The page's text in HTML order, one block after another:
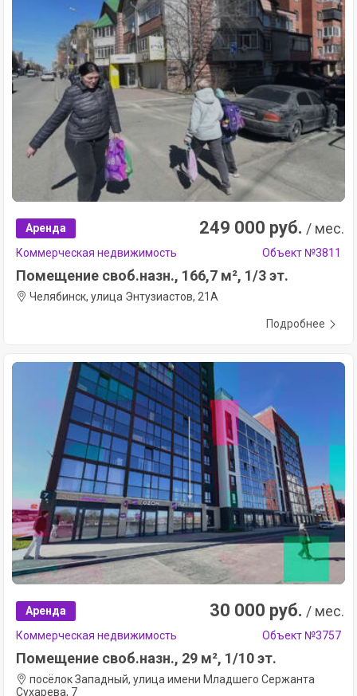
Аренда 249 000 руб. / мес.
Коммерческая недвижимость Объект №3811
Помещение своб.назн., 166,7 м², 1/3 эт.
Челябинск, улица Энтузиастов, 21А
Подробнее
Аренда 30 000 руб. / мес.
Коммерческая недвижимость Объект №3757
Помещение своб.назн., 29 м², 1/10 эт.
посёлок Западный, улица имени Младшего Сержанта
Сухарева, 7